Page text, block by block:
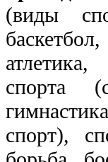
(виды
спорта
спорт),